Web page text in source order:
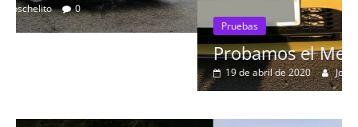
Pruebas
Probamos el Mercedes-Benz A200d
Joschelito 0